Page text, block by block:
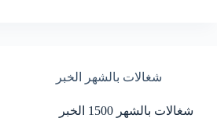
شغالات بالشهر الخبر
شغالات بالشهر 1500 الخبر